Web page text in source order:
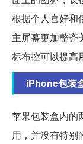
根据个人喜好和
主屏幕更加整齐
标布控可以提高
iPhone包装
苹果包装盒内的
用，并没有特别